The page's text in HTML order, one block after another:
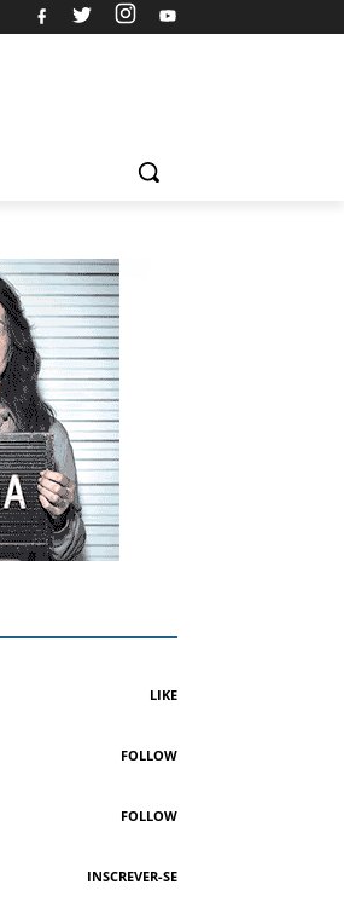
LIKE
FOLLOW
FOLLOW
INSCREVER-SE